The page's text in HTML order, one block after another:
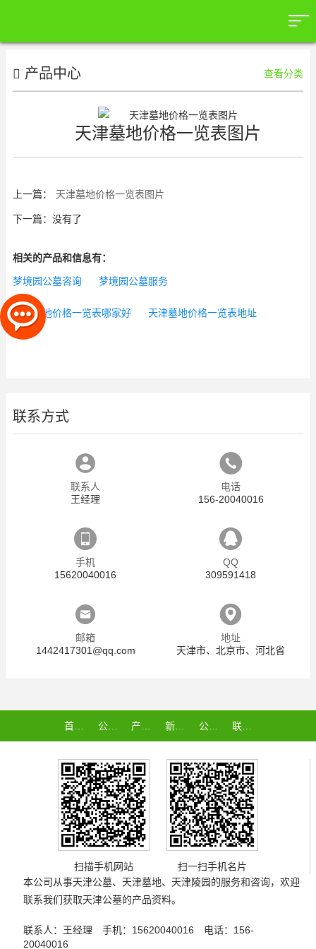
产品中心 查看分类
天津墓地价格一览表图片
上一篇： 天津墓地价格一览表图片
下一篇：没有了
相关的产品和信息有：
梦境园公墓咨询 梦境园公墓服务
天津墓地价格一览表哪家好 天津墓地价格一览表地址
联系方式
联系人
王经理
电话
156-20040016
手机
15620040016
QQ
309591418
邮箱
1442417301@qq.com
地址
天津市、北京市、河北省
公司介绍 公司认证
扫描手机网站
扫一扫手机名片
本公司从事天津公墓、 天津墓地、 天津陵园的服务和咨询，欢迎
联系我们获取天津公墓的产品资料。
联系人：王经理 手机：15620040016 电话：156-
20040016